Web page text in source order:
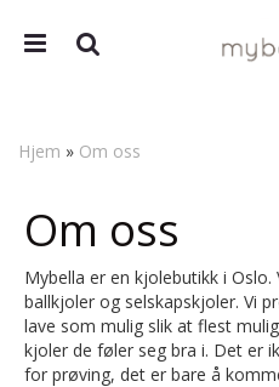
Hjem » Om oss
Om oss
Mybella er en kjolebutikk i Oslo.
ballkjoler og selskapskjoler. Vi
lave som mulig slik at flest
kjoler de føler seg bra i. Det er
for prøving, det er bare å